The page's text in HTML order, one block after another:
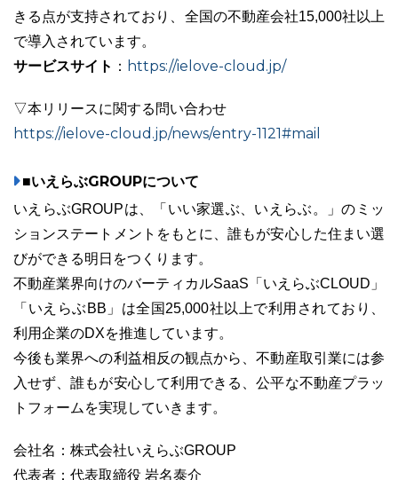
きる点が支持されており、全国の不動産会社15,000社以上
で導入されています。
サービスサイト ： https://ielove-cloud.jp/
▽本リリースに関する問い合わせ
https://ielove-cloud.jp/news/entry-1121#mail
■いえらぶGROUPについて
いえらぶGROUPは、「いい家選ぶ、いえらぶ。」のミッ
ションステートメントをもとに、誰もが安心した住まい選
びができる明日をつくります。
不動産業界向けのバーティカルSaaS「いえらぶCLOUD」
「いえらぶBB」は全国25,000社以上で利用されており、
利用企業のDXを推進しています。
今後も業界への利益相反の観点から、不動産取引業には参
入せず、誰もが安心して利用できる、公平な不動産プラッ
トフォームを実現していきます。
会社名：株式会社いえらぶGROUP
代表者：代表取締役 岩名泰介